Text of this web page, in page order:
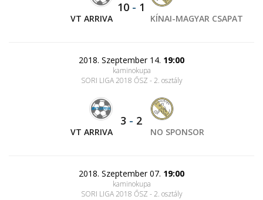
VT ARRIVA
10 - 1
KÍNAI-MAGYAR CSAPAT
2018. Szeptember 14. 19:00
kaminokupa
SORI LIGA 2018 ŐSZ - 2. osztály
VT ARRIVA
3 - 2
NO SPONSOR
2018. Szeptember 07. 19:00
kaminokupa
SORI LIGA 2018 ŐSZ - 2. osztály